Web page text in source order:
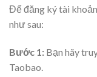
Để đăng ký tài
như sau:
Bước 1: Bạn hãy
Taobao.